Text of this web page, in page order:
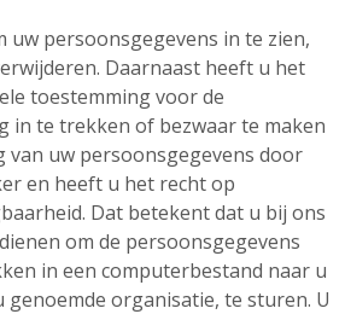
uw persoonsgegevens in te zien,
Daarnaast heeft u het
toestemming voor de
in te trekken of bezwaar te maken
van uw persoonsgegevens door
en heeft u het recht op
Dat betekent dat u bij ons
om de persoonsgegevens
in een computerbestand naar u
organisatie, te sturen. U